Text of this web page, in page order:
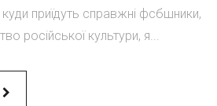
куди приїдуть справжні фсбшники,
російської культури, я...